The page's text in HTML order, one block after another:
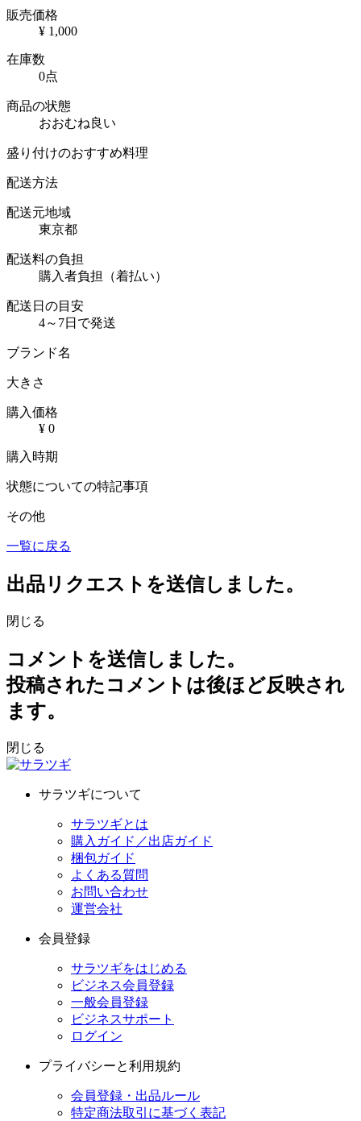
販売価格
¥ 1,000
在庫数
0点
商品の状態
おおむね良い
盛り付けのおすすめ料理
配送方法
配送元地域
東京都
配送料の負担
購入者負担（着払い）
配送日の目安
4～7日で発送
ブランド名
大きさ
購入価格
¥ 0
購入時期
状態についての特記事項
その他
一覧に戻る
出品リクエストを送信しました。
閉じる
コメントを送信しました。
投稿されたコメントは後ほど反映され
ます。
閉じる
サラツギについて
サラツギとは
購入ガイド／出店ガイド
梱包ガイド
よくある質問
お問い合わせ
運営会社
会員登録
サラツギをはじめる
ビジネス会員登録
一般会員登録
ビジネスサポート
ログイン
プライバシーと利用規約
会員登録・出品ルール
特定商法取引に基づく表記